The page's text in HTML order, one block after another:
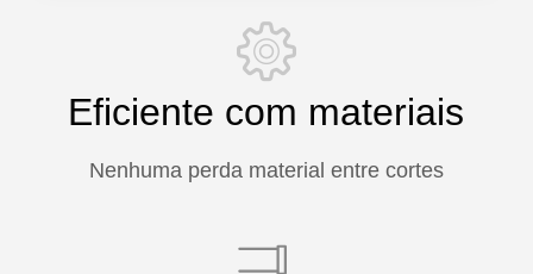
Eficiente com materiais
Nenhuma perda material entre cortes